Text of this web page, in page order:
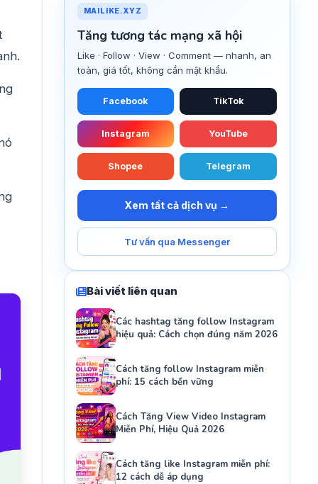
MAILIKE.XYZ
Tăng tương tác mạng xã hội
Like · Follow · View · Comment — nhanh, an
toàn, giá tốt, không cần mật khẩu.
Facebook TikTok
Instagram YouTube
Shopee Telegram
Xem tất cả dịch vụ →
Tư vấn qua Messenger
Bài viết liên quan
Các hashtag tăng follow Instagram
hiệu quả: Cách chọn đúng năm 2026
Cách tăng follow Instagram miễn
phí: 15 cách bền vững
Cách Tăng View Video Instagram
Miễn Phí, Hiệu Quả 2026
Cách tăng like Instagram miễn phí:
12 cách dễ áp dụng